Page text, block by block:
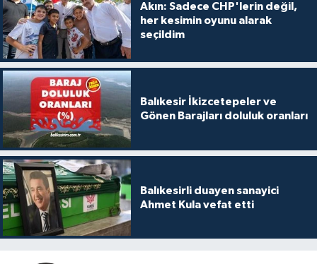
Akın: Sadece CHP'lerin değil,
her kesimin oyunu alarak
seçildim
Balıkesir İkizcetepeler ve
Gönen Barajları doluluk oranları
Balıkesirli duayen sanayici
Ahmet Kula vefat etti